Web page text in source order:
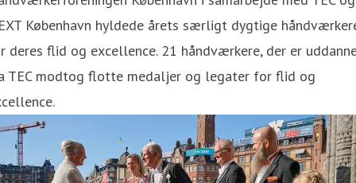
København hyldede årets særligt dygtige
deres flid og excellence. 21 håndværkere, der er
TEC modtog flotte medaljer og legater for flid og